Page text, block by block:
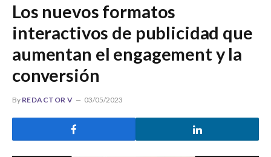
Los nuevos formatos
interactivos de publicidad que
aumentan el engagement y la
conversión
By REDACTOR V 03/05/2023